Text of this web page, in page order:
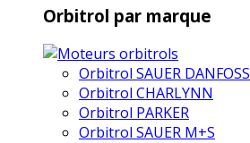
Orbitrol par marque
Orbitrol SAUER DANFOSS
Orbitrol CHARLYNN
Orbitrol PARKER
Orbitrol SAUER M+S